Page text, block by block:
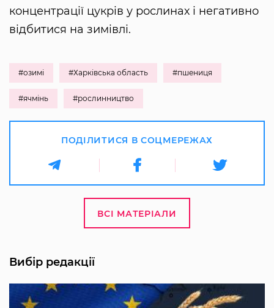
концентрації цукрів у рослинах і негативно
відбитися на зимівлі.
#озимі #Харківська область #пшениця
#ячмінь #рослинництво
ПОДІЛИТИСЯ В СОЦМЕРЕЖАХ
ВСІ МАТЕРІАЛИ
Вибір редакції